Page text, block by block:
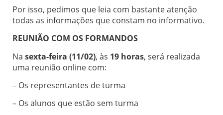
Por isso, pedimos que leia com bastante atenção
todas as informações que constam no informativo.
REUNIÃO COM OS FORMANDOS
Na sexta-feira (11/02), às 19 horas, será realizada
uma reunião online com:
– Os representantes de turma
– Os alunos que estão sem turma